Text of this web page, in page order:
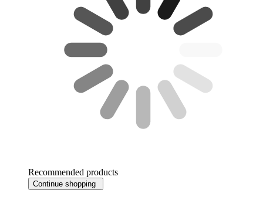
Recommended products
Continue shopping